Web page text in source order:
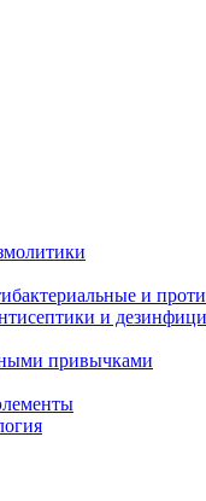
и
и
привычками